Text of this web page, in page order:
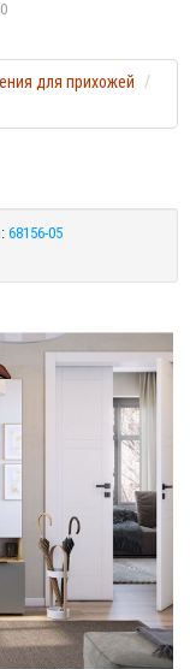
для прихожей
68156-05